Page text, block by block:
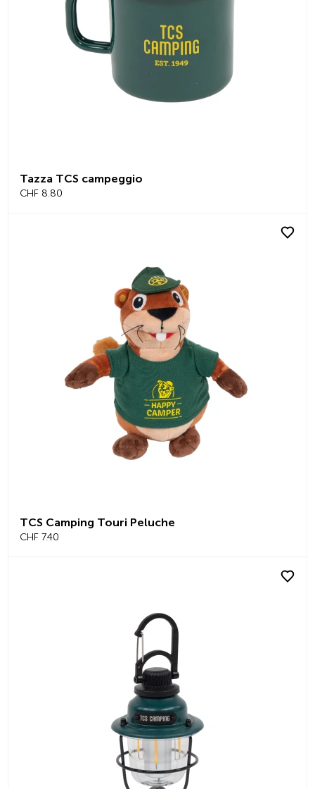
Tazza TCS campeggio
CHF 8.80
TCS Camping Touri Peluche
CHF 7.40